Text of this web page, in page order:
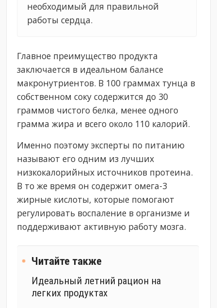
необходимый для правильной
работы сердца.
Главное преимущество продукта
заключается в идеальном балансе
макронутриентов. В 100 граммах тунца в
собственном соку содержится до 30
граммов чистого белка, менее одного
грамма жира и всего около 110 калорий.
Именно поэтому эксперты по питанию
называют его одним из лучших
низкокалорийных источников протеина.
В то же время он содержит омега-3
жирные кислоты, которые помогают
регулировать воспаление в организме и
поддерживают активную работу мозга.
Читайте также
Идеальный летний рацион на
легких продуктах